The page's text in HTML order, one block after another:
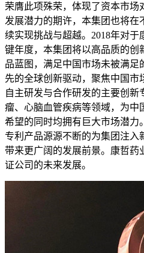
荣膺此项殊荣，体现了资本市场
发展潜力的期许，本集团也将
续实现挑战与超越。2018年对
键年度，本集团将以高品质的创
品蓝图，满足中国市场未被满足
先的全球创新驱动，聚焦中国市
自主研发与合作研发的主要创
瘤、心脑血管疾病等领域，为中
希望的同时均拥有巨大市场潜力
专利产品源源不断的为集团注入
带来更广阔的发展前景。康哲药
证公司的未来发展。